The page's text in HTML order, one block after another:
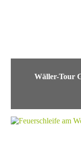
Wäller-Tour